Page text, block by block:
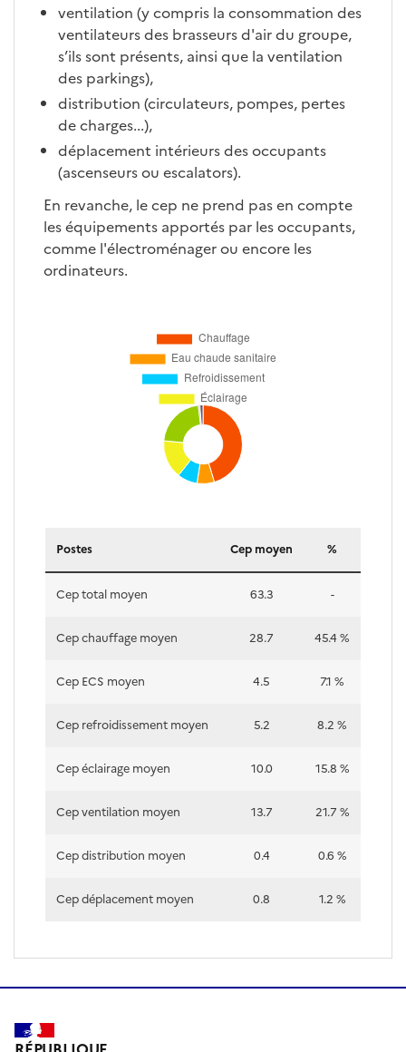
ventilation (y compris la consommation des
ventilateurs des brasseurs d'air du groupe,
s’ils sont présents, ainsi que la ventilation
des parkings),
distribution (circulateurs, pompes, pertes
de charges...),
déplacement intérieurs des occupants
(ascenseurs ou escalators).
En revanche, le cep ne prend pas en compte
les équipements apportés par les occupants,
comme l'électroménager ou encore les
ordinateurs.
Répartition des postes CEP
Postes Cep moyen %
Cep total moyen 63.3 -
Cep chauffage moyen 28.7 45.4 %
Cep ECS moyen 4.5 7.1 %
Cep refroidissement moyen 5.2 8.2 %
Cep éclairage moyen 10.0 15.8 %
Cep ventilation moyen 13.7 21.7 %
Cep distribution moyen 0.4 0.6 %
Cep déplacement moyen 0.8 1.2 %